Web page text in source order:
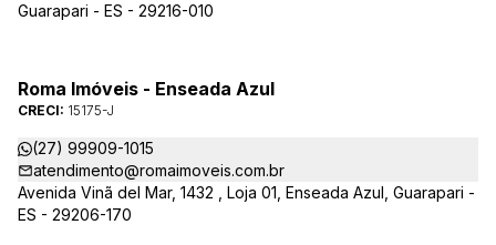
Guarapari - ES - 29216-010
Roma Imóveis - Enseada Azul
CRECI: 15175-J
(27) 99909-1015
atendimento@romaimoveis.com.br
Avenida Vinã del Mar, 1432 , Loja 01, Enseada Azul, Guarapari -
ES - 29206-170